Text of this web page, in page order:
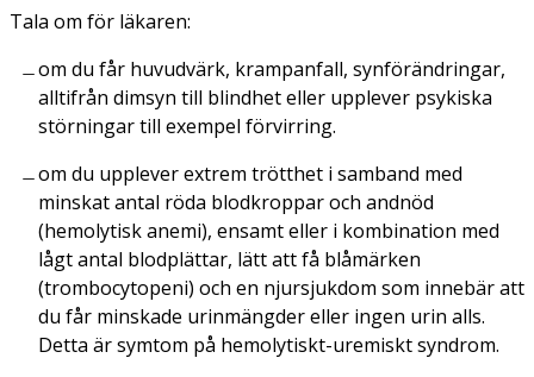
Tala om för läkaren:
om du får huvudvärk, krampanfall, synförändringar,
alltifrån dimsyn till blindhet eller upplever psykiska
störningar till exempel förvirring.
om du upplever extrem trötthet i samband med
minskat antal röda blodkroppar och andnöd
(hemolytisk anemi), ensamt eller i kombination med
lågt antal blodplättar, lätt att få blåmärken
(trombocytopeni) och en njursjukdom som innebär att
du får minskade urinmängder eller ingen urin alls.
Detta är symtom på hemolytiskt-uremiskt syndrom.